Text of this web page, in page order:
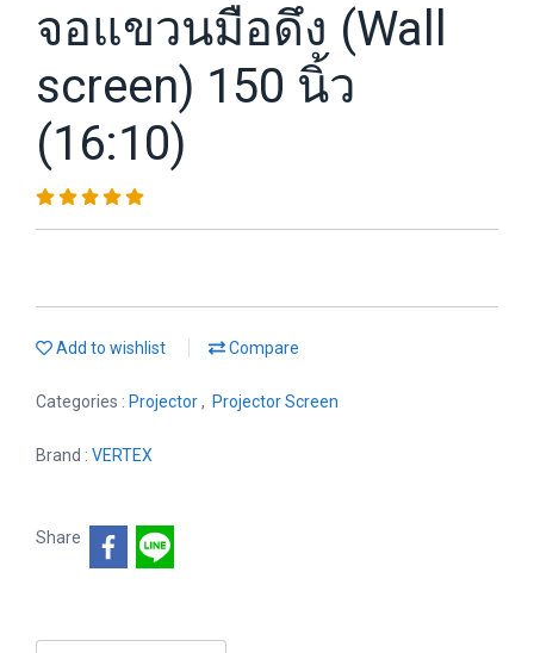
จอแขวนมือดึง (Wall
screen) 150 นิ้ว
(16:10)
Add to wishlist Compare
Categories : Projector, Projector Screen
Brand : VERTEX
Share